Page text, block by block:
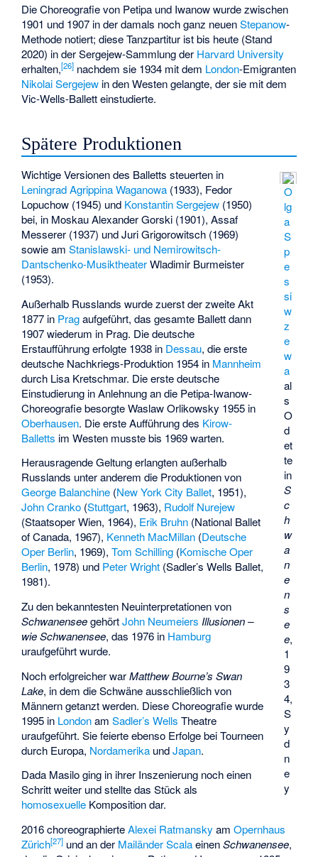
Die Choreografie von Petipa und Iwanow wurde zwischen
1901 und 1907 in der damals noch ganz neuenStepanow-
Methode notiert; diese Tanzpartitur ist bis heute (Stand
2020) in derSergejew-Sammlungder Harvard University
erhalten,[26] nachdem sie 1934 mit dem London-Emigranten
Nikolai Sergejew in den Westen gelangte, der sie mit dem
Vic-Wells-Ballett einstudierte.
Spätere Produktionen
O
lg
a
S
p
e
s
si
w
z
e
w
a
al
s
O
d
et
te
in
S
c
h
w
a
n
e
n
s
e
e,
1
9
3
4,
S
y
d
n
e
y
Wichtige Versionen des Balletts steuerten in
Leningrad Agrippina Waganowa (1933), Fedor
Lopuchow (1945) und Konstantin Sergejew (1950)
bei, in Moskau Alexander Gorski (1901), Assaf
Messerer (1937) und Juri Grigorowitsch (1969)
sowie amStanislawski- und Nemirowitsch-
Dantschenko-MusiktheaterWladimir Burmeister
(1953).
Außerhalb Russlands wurde zuerst der zweite Akt
1877 in Pragaufgeführt, das gesamte Ballett dann
1907 wiederum in Prag. Die deutsche
Erstaufführung erfolgte 1938 in Dessau, die erste
deutsche Nachkriegs-Produktion 1954 in Mannheim
durch Lisa Kretschmar. Die erste deutsche
Einstudierung in Anlehnung an die Petipa-Iwanow-
Choreografie besorgte Waslaw Orlikowsky 1955 in
Oberhausen. Die erste Aufführung des Kirow-
Balletts im Westen musste bis 1969 warten.
Herausragende Geltung erlangten außerhalb
Russlands unter anderem die Produktionen von
George Balanchine (New York City Ballet, 1951),
John Cranko (Stuttgart, 1963), Rudolf Nurejew
(Staatsoper Wien, 1964), Erik Bruhn (National Ballet
of Canada, 1967), Kenneth MacMillan (Deutsche
Oper Berlin, 1969),Tom Schilling (Komische Oper
Berlin, 1978) und Peter Wright (Sadler’s Wells Ballet,
1981).
Zu den bekanntesten Neuinterpretationen von
SchwanenseegehörtJohn Neumeiers Illusionen –
wie Schwanensee, das 1976 in Hamburg
uraufgeführt wurde.
Noch erfolgreicher warMatthew Bourne’s Swan
Lake, in dem die Schwäne ausschließlich von
Männern getanzt werden. Diese Choreografie wurde
1995 in LondonamSadler’s Wells Theatre
uraufgeführt. Sie feierte ebenso Erfolge bei Tourneen
durch Europa, Nordamerika undJapan.
Dada Masiloging in ihrer Inszenierung noch einen
Schritt weiter und stellte das Stück als
homosexuelle Komposition dar.
2016 choreographierteAlexei Ratmansky amOpernhaus
Zürich[27] und an der Mailänder ScalaeinenSchwanensee,